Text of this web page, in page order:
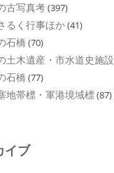
古写真考(397)
るく行事ほか(41)
石橋 (70)
土木遺産・市水道史施設
石橋 (77)
地帯標・軍港境域標(87)
イブ